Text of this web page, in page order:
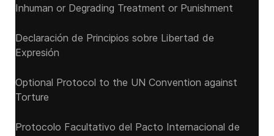
Inhuman or Degrading Treatment or Punishment
Declaración de Principios sobre Libertad de
Expresión
Optional Protocol to the UN Convention against
Torture
Protocolo Facultativo del Pacto Internacional de